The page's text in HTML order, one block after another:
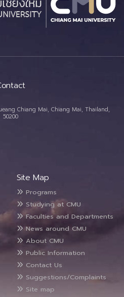
Chiang Mai, Chiang Mai, Thailand,
50200
Site Map
Programs
Studying at CMU
Faculties and Departments
News around CMU
About CMU
Public Information
Contact Us
Suggestions/Complaints
Site map